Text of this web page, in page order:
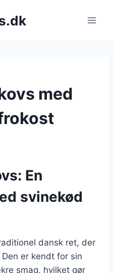
med
En
svinekød
dansk ret, der
er kendt for sin
smag, hvilket gør